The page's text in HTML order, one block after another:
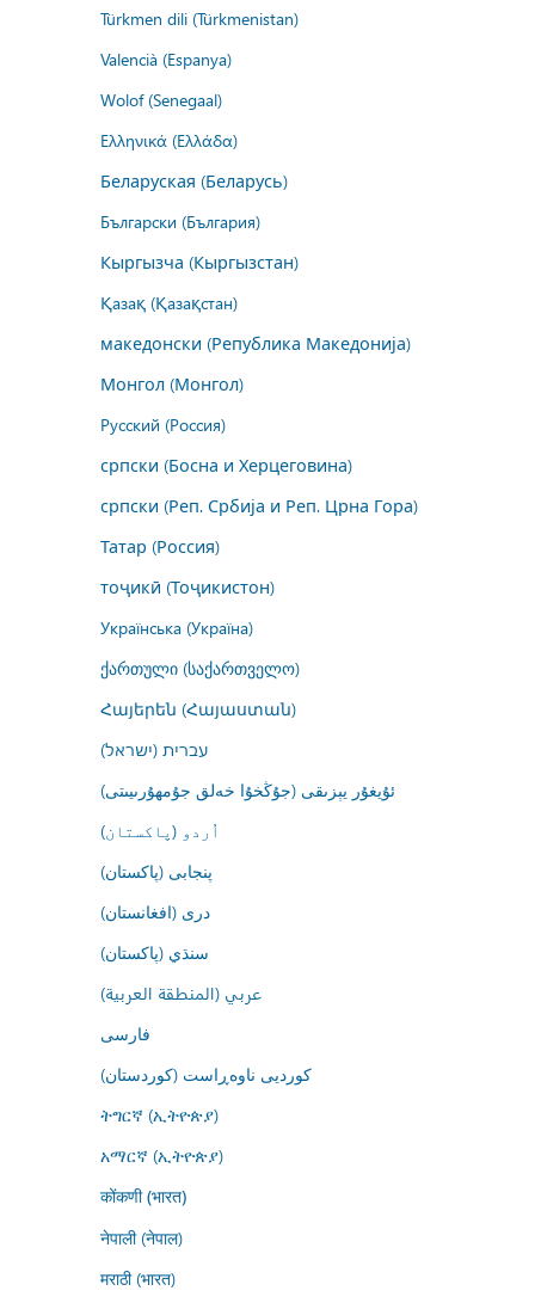
Türkmen dili (Türkmenistan)
Valencià (Espanya)
Wolof (Senegaal)
Ελληνικά (Ελλάδα)
Беларуская (Беларусь)
Български (България)
Кыргызча (Кыргызстан)
Қазақ (Қазақстан)
македонски (Република Македонија)
Монгол (Монгол)
Русский (Россия)
српски (Босна и Херцеговина)
српски (Реп. Србија и Реп. Црна Гора)
Татар (Россия)
тоҷикӣ (Тоҷикистон)
Українська (Україна)
ქართული (საქართველო)
Հայերեն (Հայաստան)
עברית (ישראל)
ئۇيغۇر يېزىقى (جۇڭخۇا خەلق جۇمھۇرىيىتى)
اُردو (پاکستان)
پنجابی (پاکستان)
درى (افغانستان)
سنڌي (پاکستان)
عربي (المنطقة العربية)
فارسى
کوردیی ناوەڕاست (کوردستان)
ትግርኛ (ኢትዮጵያ)
አማርኛ (ኢትዮጵያ)
कोंकणी (भारत)
नेपाली (नेपाल)
मराठी (भारत)